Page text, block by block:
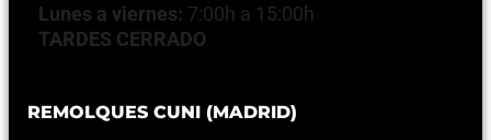
Lunes a viernes: 7:00h a 15:00h
TARDES CERRADO
REMOLQUES CUNI (MADRID)